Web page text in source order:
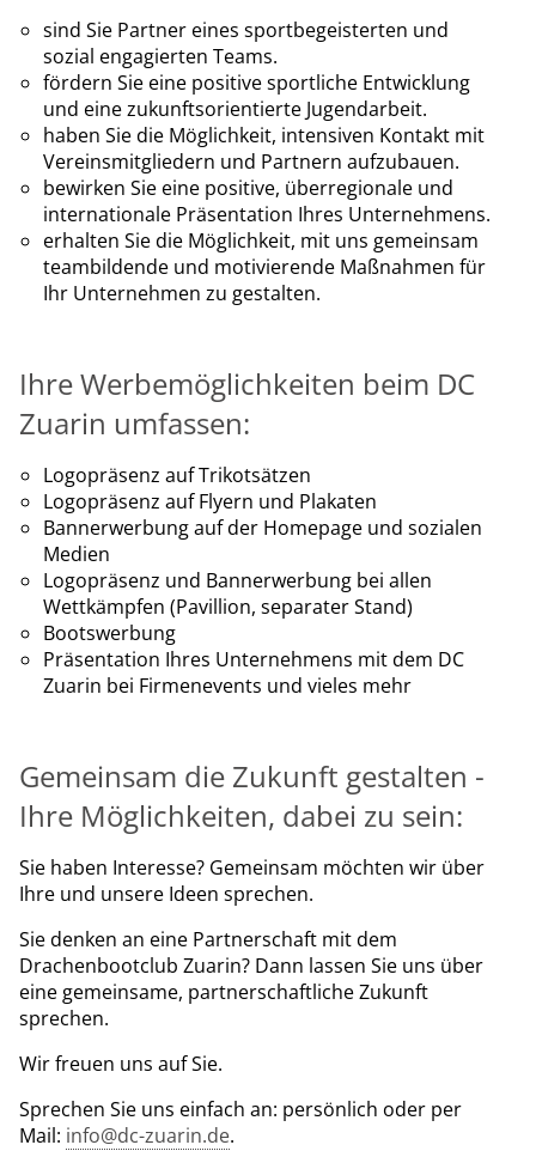
sind Sie Partner eines sportbegeisterten und
sozial engagierten Teams.
fördern Sie eine positive sportliche Entwicklung
und eine zukunftsorientierte Jugendarbeit.
haben Sie die Möglichkeit, intensiven Kontakt mit
Vereinsmitgliedern und Partnern aufzubauen.
bewirken Sie eine positive, überregionale und
internationale Präsentation Ihres Unternehmens.
erhalten Sie die Möglichkeit, mit uns gemeinsam
teambildende und motivierende Maßnahmen für
Ihr Unternehmen zu gestalten.
Ihre Werbemöglichkeiten beim DC
Zuarin umfassen:
Logopräsenz auf Trikotsätzen
Logopräsenz auf Flyern und Plakaten
Bannerwerbung auf der Homepage und sozialen
Medien
Logopräsenz und Bannerwerbung bei allen
Wettkämpfen (Pavillion, separater Stand)
Bootswerbung
Präsentation Ihres Unternehmens mit dem DC
Zuarin bei Firmenevents und vieles mehr
Gemeinsam die Zukunft gestalten -
Ihre Möglichkeiten, dabei zu sein:
Sie haben Interesse? Gemeinsam möchten wir über
Ihre und unsere Ideen sprechen.
Sie denken an eine Partnerschaft mit dem
Drachenbootclub Zuarin? Dann lassen Sie uns über
eine gemeinsame, partnerschaftliche Zukunft
sprechen.
Wir freuen uns auf Sie.
Sprechen Sie uns einfach an: persönlich oder per
Mail: info@dc-zuarin.de.